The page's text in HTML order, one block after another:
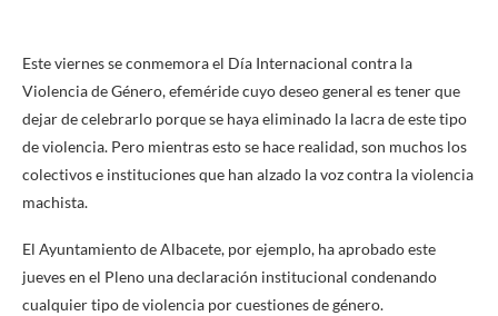
Este viernes se conmemora el Día Internacional contra la
Violencia de Género, efeméride cuyo deseo general es tener que
dejar de celebrarlo porque se haya eliminado la lacra de este tipo
de violencia. Pero mientras esto se hace realidad, son muchos los
colectivos e instituciones que han alzado la voz contra la violencia
machista.
El Ayuntamiento de Albacete, por ejemplo, ha aprobado este
jueves en el Pleno una declaración institucional condenando
cualquier tipo de violencia por cuestiones de género.